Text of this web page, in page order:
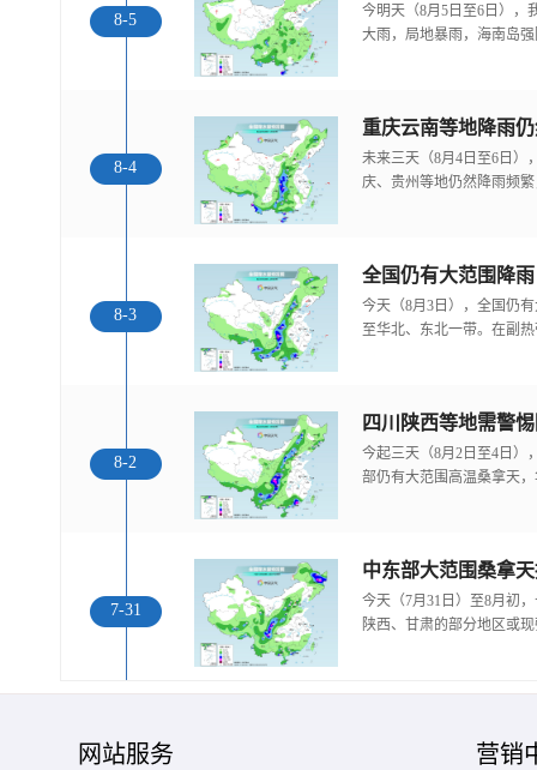
8-5
今明天（8月5日至6日），
大雨，局地暴雨，海南岛
8-4
重庆云南等地降雨
未来三天（8月4日至6日）
庆、贵州等地仍然降雨频
8-3
全国仍有大范围降
今天（8月3日），全国仍
至华北、东北一带。在副
8-2
今起三天（8月2日至4日）
部仍有大范围高温桑拿天
7-31
中东部大范围桑拿
今天（7月31日）至8月初
陕西、甘肃的部分地区或
网站服务 营销